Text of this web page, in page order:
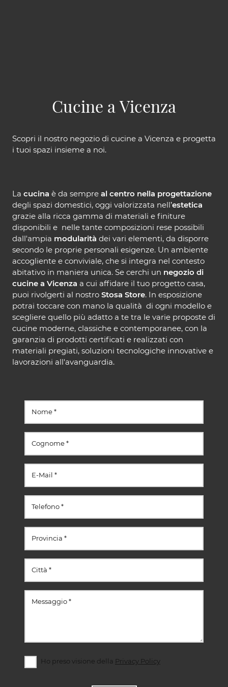
Cucine a Vicenza
Scopri il nostro negozio di cucine a Vicenza e progetta
i tuoi spazi insieme a noi.
La cucina è da sempre al centro nella progettazione
degli spazi domestici, oggi valorizzata nell’estetica
grazie alla ricca gamma di materiali e finiture
disponibili e nelle tante composizioni rese possibili
dall'ampia modularità dei vari elementi, da disporre
secondo le proprie personali esigenze. Un ambiente
accogliente e conviviale, che si integra nel contesto
abitativo in maniera unica. Se cerchi un negozio di
cucine a Vicenza a cui affidare il tuo progetto casa,
puoi rivolgerti al nostro Stosa Store. In esposizione
potrai toccare con mano la qualità di ogni modello e
scegliere quello più adatto a te tra le varie proposte di
cucine moderne, classiche e contemporanee, con la
garanzia di prodotti certificati e realizzati con
materiali pregiati, soluzioni tecnologiche innovative e
lavorazioni all'avanguardia.
Ho preso visione della Privacy Policy